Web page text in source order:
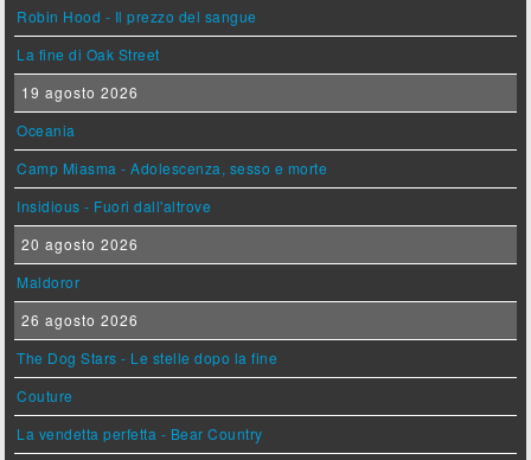
Robin Hood - Il prezzo del sangue
La fine di Oak Street
19 agosto 2026
Oceania
Camp Miasma - Adolescenza, sesso e morte
Insidious - Fuori dall'altrove
20 agosto 2026
Maldoror
26 agosto 2026
The Dog Stars - Le stelle dopo la fine
Couture
La vendetta perfetta - Bear Country